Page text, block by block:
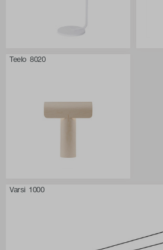
Teelo 8020
Varsi 1000